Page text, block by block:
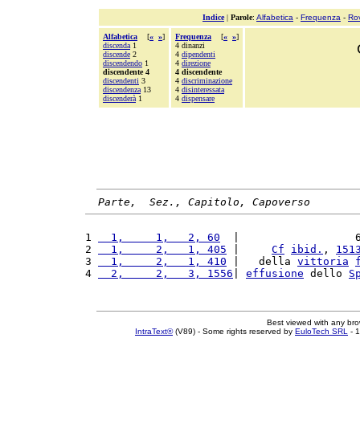
Indice| Parole: Alfabetica - Frequenza -
Alfabetica [« »]
discenda 1
discende 2
discendendo 1
discendente 4
discendenti 3
discendenza 13
discenderà 1
Frequenza [« »]
4 dinanzi
4 dipendenti
4 direzione
4 discendente
4 discriminazione
4 disinteressata
4 dispensare
Parte,  Sez., Capitolo, Capoverso
1
  1,     1,   2, 60
|
2
  1,     2,   1, 405
Cf ibid. ,
3
  1,     2,   1, 410
|   della vittoria
4
  2,     2,   3, 1556
effusione dello
Best viewed with any
IntraText®(V89) - Some rights reserved by EuloTech SRL -